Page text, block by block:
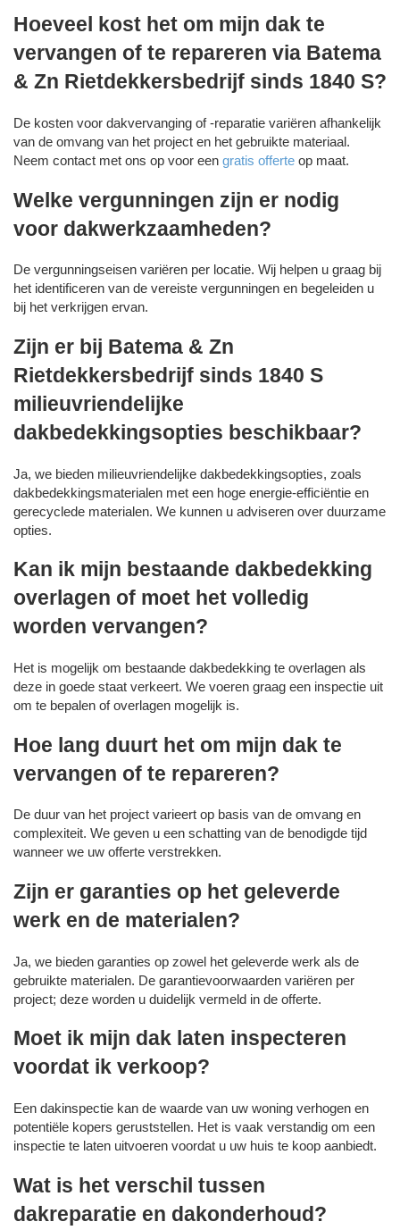
Hoeveel kost het om mijn dak te
vervangen of te repareren via Batema
& Zn Rietdekkersbedrijf sinds 1840 S?
De kosten voor dakvervanging of -reparatie variëren afhankelijk
van de omvang van het project en het gebruikte materiaal.
Neem contact met ons op voor een gratis offerte op maat.
Welke vergunningen zijn er nodig
voor dakwerkzaamheden?
De vergunningseisen variëren per locatie. Wij helpen u graag bij
het identificeren van de vereiste vergunningen en begeleiden u
bij het verkrijgen ervan.
Zijn er bij Batema & Zn
Rietdekkersbedrijf sinds 1840 S
milieuvriendelijke
dakbedekkingsopties beschikbaar?
Ja, we bieden milieuvriendelijke dakbedekkingsopties, zoals
dakbedekkingsmaterialen met een hoge energie-efficiëntie en
gerecyclede materialen. We kunnen u adviseren over duurzame
opties.
Kan ik mijn bestaande dakbedekking
overlagen of moet het volledig
worden vervangen?
Het is mogelijk om bestaande dakbedekking te overlagen als
deze in goede staat verkeert. We voeren graag een inspectie uit
om te bepalen of overlagen mogelijk is.
Hoe lang duurt het om mijn dak te
vervangen of te repareren?
De duur van het project varieert op basis van de omvang en
complexiteit. We geven u een schatting van de benodigde tijd
wanneer we uw offerte verstrekken.
Zijn er garanties op het geleverde
werk en de materialen?
Ja, we bieden garanties op zowel het geleverde werk als de
gebruikte materialen. De garantievoorwaarden variëren per
project; deze worden u duidelijk vermeld in de offerte.
Moet ik mijn dak laten inspecteren
voordat ik verkoop?
Een dakinspectie kan de waarde van uw woning verhogen en
potentiële kopers geruststellen. Het is vaak verstandig om een
inspectie te laten uitvoeren voordat u uw huis te koop aanbiedt.
Wat is het verschil tussen
dakreparatie en dakonderhoud?